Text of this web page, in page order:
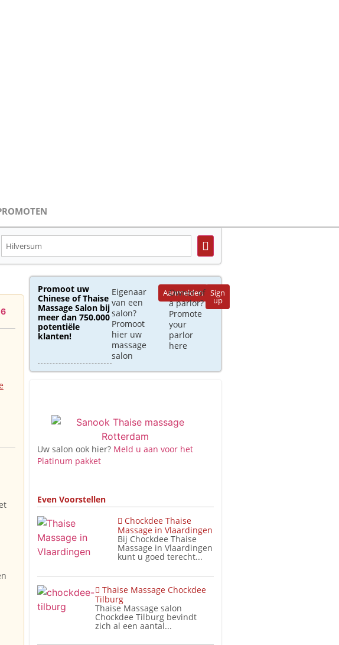
6
Promoot uw
Chinese of Thaise
Massage Salon bij
meer dan 750.000
potentiële
klanten!
Eigenaar
van een
salon?
Promoot
hier uw
massage
salon
Aanmelden
Owner of
a parlor?
Promote
your
parlor
here
Sign
up
Uw salon ook hier? Meld u aan voor het
Platinum pakket
Even Voorstellen
Chockdee Thaise
Massage in Vlaardingen
Bij Chockdee Thaise
Massage in Vlaardingen
kunt u goed terecht...
Thaise Massage Chockdee
Tilburg
Thaise Massage salon
Chockdee Tilburg bevindt
zich al een aantal...